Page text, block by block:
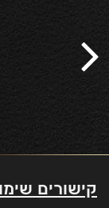
קישורים